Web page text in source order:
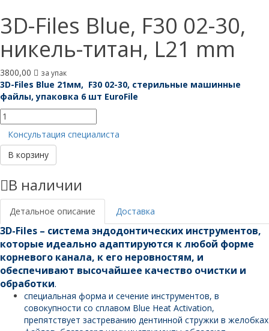
3D-Files Blue, F30 02-30,
никель-титан, L21 mm
3800,00 за упак
3D-Files Blue 21мм, F30 02-30, стерильные машинные
файлы, упаковка 6 шт EuroFile
Количество
товара
3D-
Files
Blue,
02-
30,
никель-
титан,
L21
mm
Консультация специалиста
В корзину
В наличии
Детальное описание Доставка
3D-Files – система эндодонтических инструментов,
которые идеально адаптируются к любой форме
корневого канала, к его неровно­стям, и
обеспечивают высочайшее качество очистки и
обработки.
специальная форма и сечение инструментов, в
совокупности со сплавом Blue Heat Activation,
препятствует застреванию дентинной стружки в желобках